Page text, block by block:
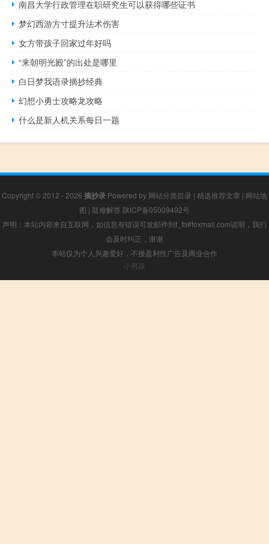
南昌大学行政管理在职研究生可以获得哪些证书
梦幻西游方寸提升法术伤害
女方带孩子回家过年好吗
“来朝明光殿”的出处是哪里
白日梦我语录摘抄经典
幻想小勇士攻略龙攻略
什么是新人机关系每日一题
Copyright © 2012 - 2026 摘抄录 Powered by 网站分类目录 | 精选推荐文章 | 网站地
图 | 疑难解答 陕ICP备05009492号
声明：本站内容来自互联网，如信息有错误可发邮件到f_fb#foxmail.com说明，我们
会及时纠正，谢谢
本站仅为个人兴趣爱好，不接盈利性广告及商业合作
小男孩